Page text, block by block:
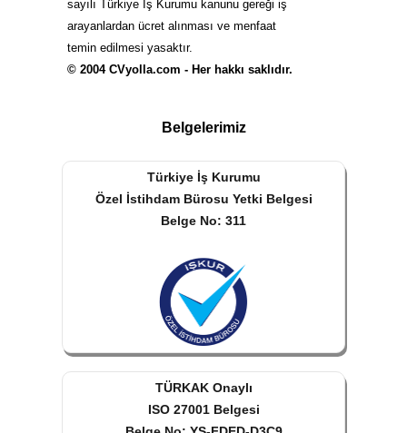
sayılı Türkiye İş Kurumu kanunu gereği iş
arayanlardan ücret alınması ve menfaat
temin edilmesi yasaktır.
© 2004 CVyolla.com - Her hakkı saklıdır.
Belgelerimiz
Türkiye İş Kurumu
Özel İstihdam Bürosu Yetki Belgesi
Belge No: 311
TÜRKAK Onaylı
ISO 27001 Belgesi